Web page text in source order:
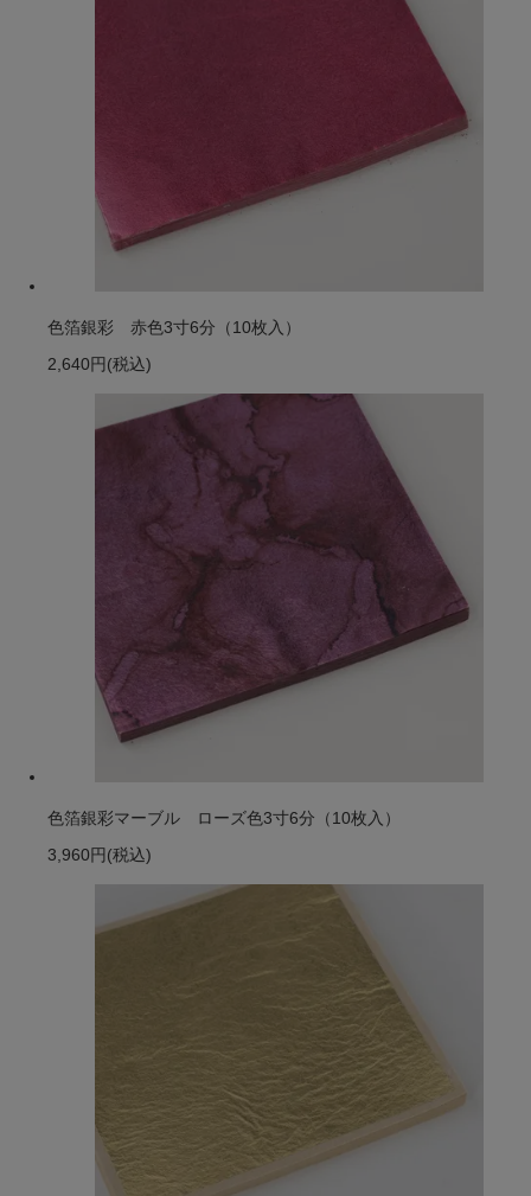
色箔銀彩 赤色3寸6分（10枚入）
2,640円 (税込)
色箔銀彩マーブル ローズ色3寸6分（10枚入）
3,960円 (税込)